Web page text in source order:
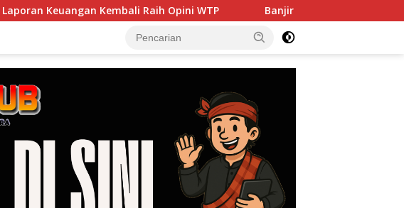
Kembali Raih Opini WTP Banjir hingga PJU Harus Jadi Prioritas,